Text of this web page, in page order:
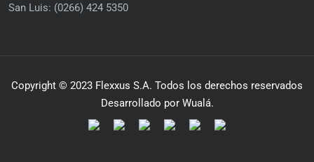
San Luis: (0266) 424 5350
Copyright © 2023 Flexxus S.A. Todos los derechos reservados
Desarrollado por Wualá.